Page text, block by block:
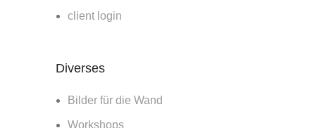
client login
Diverses
Bilder für die Wand
Workshops